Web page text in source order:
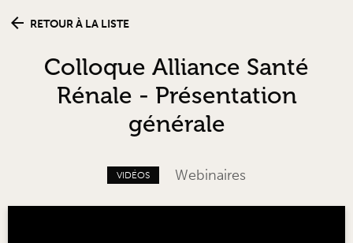
RETOUR À LA LISTE
Colloque Alliance Santé
Rénale - Présentation
générale
VIDÉOS Webinaires